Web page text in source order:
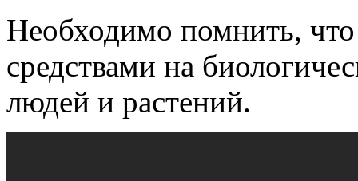
Необходимо помнить,
средствами на
людей и растений.